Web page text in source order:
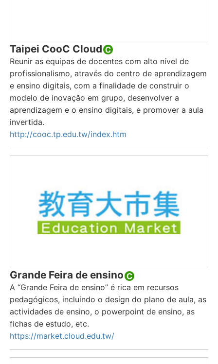
Taipei CooC Cloud
Reunir as equipas de docentes com alto nível de
profissionalismo, através do centro de aprendizagem
e ensino digitais, com a finalidade de construir o
modelo de inovação em grupo, desenvolver a
aprendizagem e o ensino digitais, e promover a aula
invertida.
http://cooc.tp.edu.tw/index.htm
Grande Feira de ensino
A “Grande Feira de ensino” é rica em recursos
pedagógicos, incluindo o design do plano de aula, as
actividades de ensino, o powerpoint de ensino, as
fichas de estudo, etc.
https://market.cloud.edu.tw/